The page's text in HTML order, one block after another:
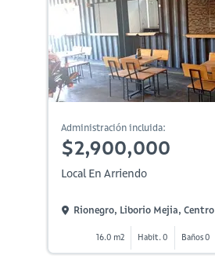
Administración incluida:
$2,900,000
Local En Arriendo
Rionegro, Liborio Mejia, Centro
16.0 m2 Habit. 0 Baños 0